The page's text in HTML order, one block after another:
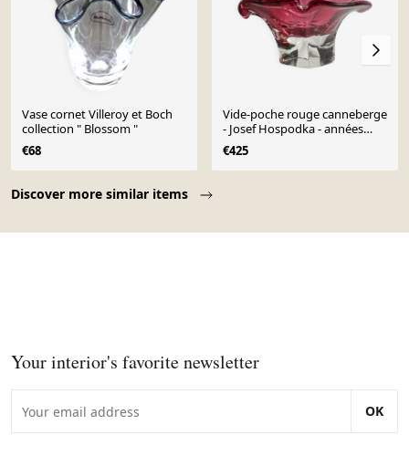
Discover more similar items
Vase cornet Villeroy et Boch
collection " Blossom "
€68
Vide-poche rouge canneberge
- Josef Hospodka - années
1970
€425
Your interior's favorite newsletter
OK